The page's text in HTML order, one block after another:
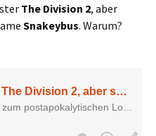
The Division 2, aber
Snakeybus. Warum?